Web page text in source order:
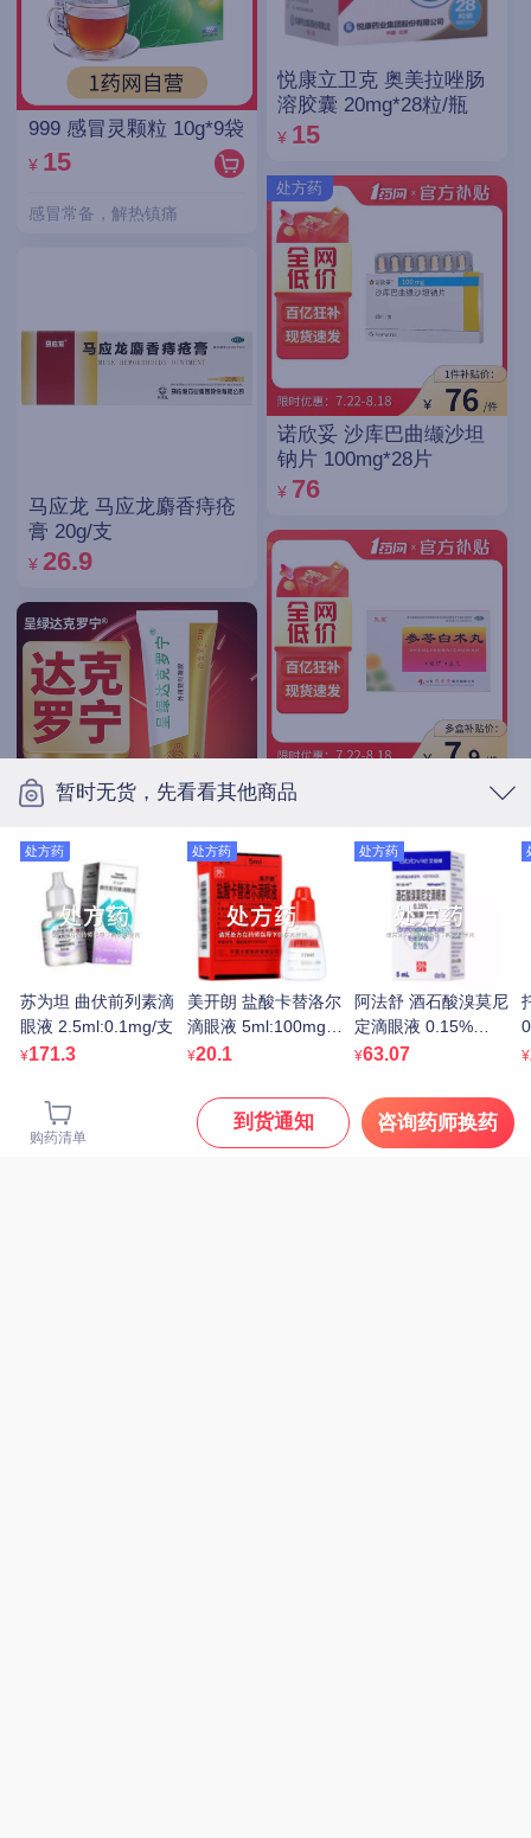
购药清单
到货通知 咨询药师换药
暂时无货，先看看其他商品
处方药
苏为坦 曲伏前列素滴
眼液 2.5ml:0.1mg/支
¥171.3
处方药
美开朗 盐酸卡替洛尔
滴眼液 5ml:100mg/
瓶
¥20.1
处方药
阿法舒 酒石酸溴莫尼
定滴眼液 0.15%
(5ml:7.5mg)
¥63.07 ¥
999 感冒灵颗粒 10g*9袋
¥ 15
感冒常备，解热镇痛
马应龙 马应龙麝香痔疮
膏 20g/支
¥ 26.9
笛梦 男性达克罗宁延时
软膏 20g 非延迟喷雾
55.8
悦康立卫克 奥美拉唑肠
溶胶囊 20mg*28粒/瓶
¥ 15
处方药
诺欣妥 沙库巴曲缬沙坦
钠片 100mg*28片
¥ 76
孔孟 参苓白术丸 6g*10
¥
处方药
优立通 非布司他片